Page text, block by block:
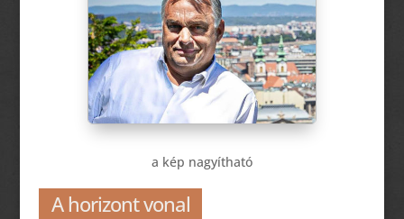
a kép nagyítható
A horizont vonal